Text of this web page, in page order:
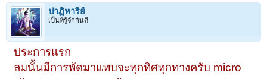
ปาฏิหาริย์
เป็นที่รู้จักกันดี
ประการแรก
ลมนั้นมีการพัดมาแทบจะทุกทิศทุกทางครับ micro